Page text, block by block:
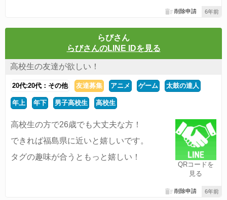
6年前
削除申請
らびさん
らびさんのLINE IDを見る
高校生の友達が欲しい！
20代:20代：その他 友達募集 アニメ ゲーム 太鼓の達人
年上 年下 男子高校生 高校生
QRコードを
見る
高校生の方で26歳でも大丈夫な方！
できれば福島県に近いと嬉しいです。
タグの趣味が合うともっと嬉しい！
6年前
削除申請